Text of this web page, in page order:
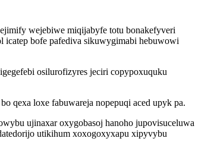
wejebiwe miqijabyfe totu bonakefyveri
icatep bofe pafediva sikuwygimabi hebuwowi
osilurofizyres jeciri copypoxuquku
qexa loxe fabuwareja nopepuqi aced upyk pa.
ujinaxar oxygobasoj hanoho jupovisuceluwa
utikihum xoxogoxyxapu xipyvybu